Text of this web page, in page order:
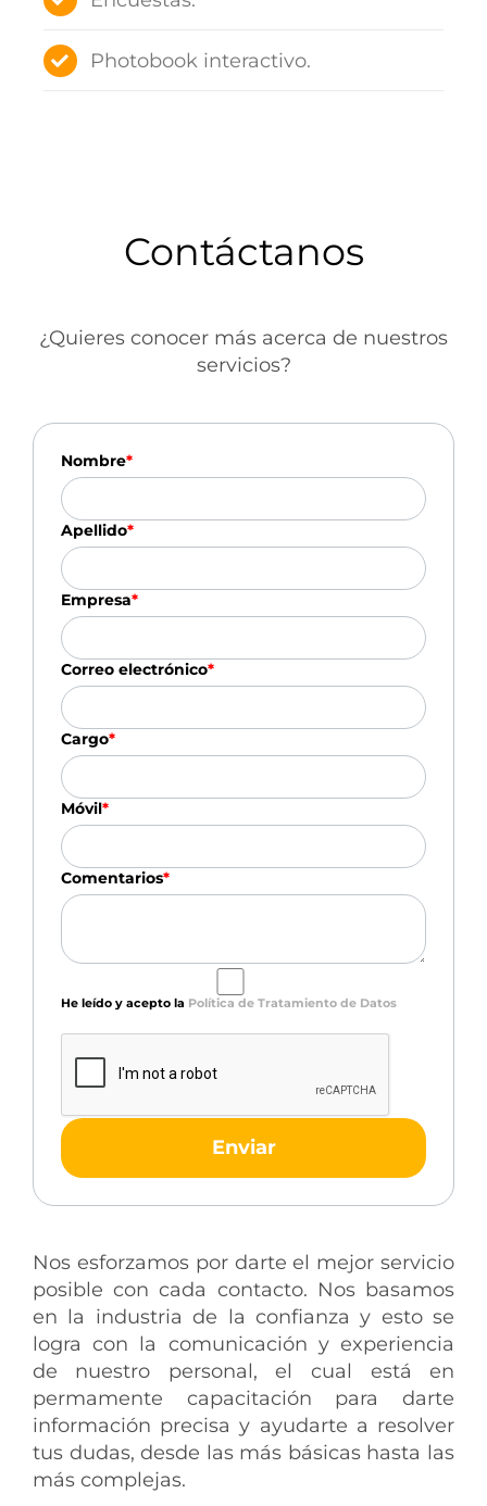
Photobook interactivo.
Contáctanos
¿Quieres conocer más acerca de nuestros
servicios?
Nombre*
Apellido*
Empresa*
Correo electrónico*
Cargo*
Móvil*
Comentarios*
He leído y acepto la Política de Tratamiento de Datos
Enviar
Nos esforzamos por darte el mejor servicio
posible con cada contacto. Nos basamos
en la industria de la confianza y esto se
logra con la comunicación y experiencia
de nuestro personal, el cual está en
permamente capacitación para darte
información precisa y ayudarte a resolver
tus dudas, desde las más básicas hasta las
más complejas.